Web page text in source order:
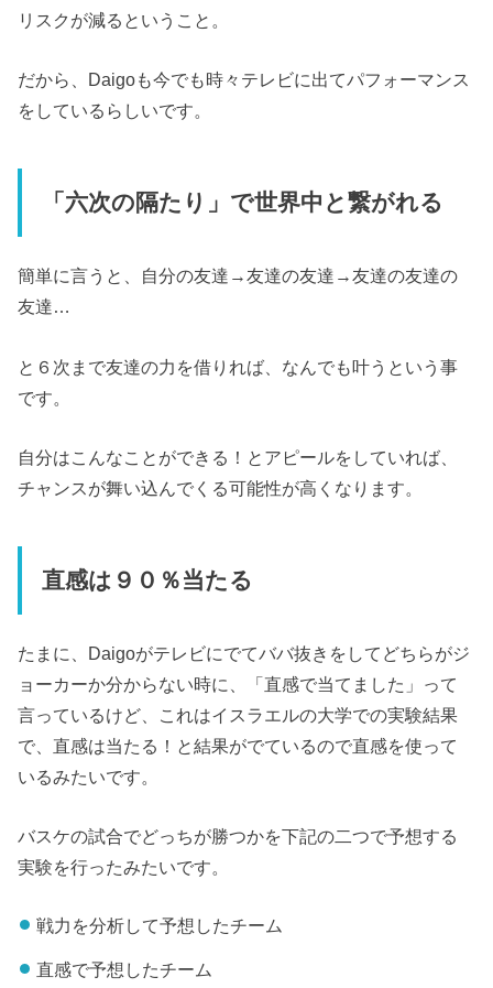
リスクが減るということ。
だから、Daigoも今でも時々テレビに出てパフォーマンス
をしているらしいです。
「六次の隔たり」で世界中と繋がれる
簡単に言うと、自分の友達→友達の友達→友達の友達の
友達…
と６次まで友達の力を借りれば、なんでも叶うという事
です。
自分はこんなことができる！とアピールをしていれば、
チャンスが舞い込んでくる可能性が高くなります。
直感は９０％当たる
たまに、Daigoがテレビにでてババ抜きをしてどちらがジ
ョーカーか分からない時に、「直感で当てました」って
言っているけど、これはイスラエルの大学での実験結果
で、直感は当たる！と結果がでているので直感を使って
いるみたいです。
バスケの試合でどっちが勝つかを下記の二つで予想する
実験を行ったみたいです。
戦力を分析して予想したチーム
直感で予想したチーム